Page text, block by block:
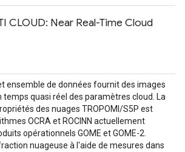
CLOUD: Near Real-Time Cloud
ensemble de données fournit des images
temps quasi réel des paramètres cloud. La
des nuages TROPOMI/S5P est
OCRA et ROCINN actuellement
opérationnels GOME et GOME-2.
nuageuse à l'aide de mesures dans